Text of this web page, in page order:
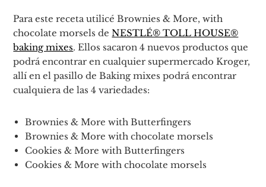
Para este receta utilicé Brownies & More, with
chocolate morsels deNESTLÉ® TOLL HOUSE®
baking mixes. Ellos sacaron 4 nuevos productos que
podrá encontrar en cualquier supermercado Kroger,
allí en el pasillo de Baking mixes podrá encontrar
cualquiera de las 4 variedades:
Brownies & More with Butterfingers
Brownies & More with chocolate morsels
Cookies & More with Butterfingers
Cookies & More with chocolate morsels